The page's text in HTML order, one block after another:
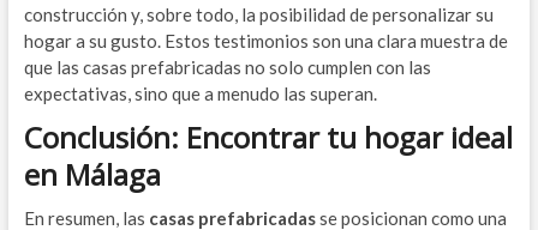
construcción y, sobre todo, la posibilidad de personalizar su
hogar a su gusto. Estos testimonios son una clara muestra de
que las casas prefabricadas no solo cumplen con las
expectativas, sino que a menudo las superan.
Conclusión: Encontrar tu hogar ideal
en Málaga
En resumen, las casas prefabricadasse posicionan como una